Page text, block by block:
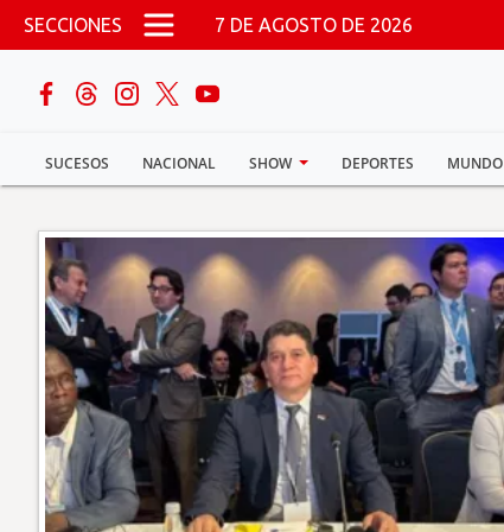
Pasar al contenido principal
SECCIONES 7 DE AGOSTO DE 2026
SUCESOS NACIONAL SHOW DEPORTES MUNDO
buscar
Sucesos
Nacional
Política
Show
Deportes
Mundo